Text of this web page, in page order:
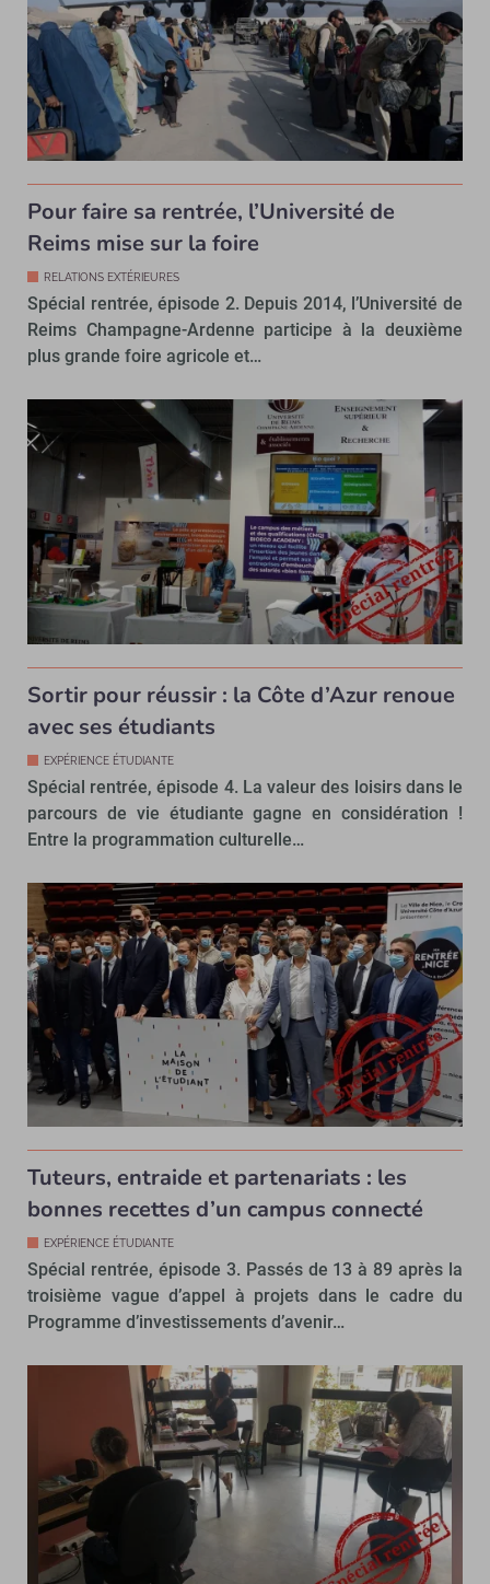
Pour faire sa rentrée, l’Université de
Reims mise sur la foire
RELATIONS EXTÉRIEURES
Spécial rentrée, épisode 2. Depuis 2014, l’Université de
Reims Champagne-Ardenne participe à la deuxième
plus grande foire agricole et…
Sortir pour réussir : la Côte d’Azur renoue
avec ses étudiants
EXPÉRIENCE ÉTUDIANTE
Spécial rentrée, épisode 4. La valeur des loisirs dans le
parcours de vie étudiante gagne en considération !
Entre la programmation culturelle…
Tuteurs, entraide et partenariats : les
bonnes recettes d’un campus connecté
EXPÉRIENCE ÉTUDIANTE
Spécial rentrée, épisode 3. Passés de 13 à 89 après la
troisième vague d’appel à projets dans le cadre du
Programme d’investissements d’avenir…